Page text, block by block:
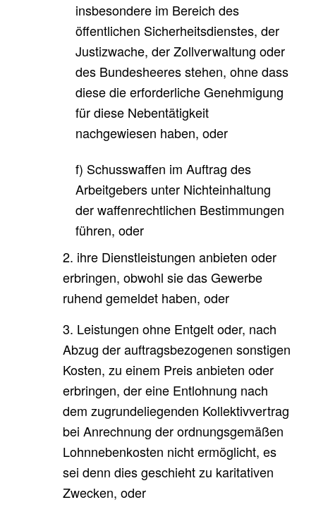
insbesondere im Bereich des
öffentlichen Sicherheitsdienstes, der
Justizwache, der Zollverwaltung oder
des Bundesheeres stehen, ohne dass
diese die erforderliche Genehmigung
für diese Nebentätigkeit
nachgewiesen haben, oder
f) Schusswaffen im Auftrag des
Arbeitgebers unter Nichteinhaltung
der waffenrechtlichen Bestimmungen
führen, oder
2. ihre Dienstleistungen anbieten oder
erbringen, obwohl sie das Gewerbe
ruhend gemeldet haben, oder
3. Leistungen ohne Entgelt oder, nach
Abzug der auftragsbezogenen sonstigen
Kosten, zu einem Preis anbieten oder
erbringen, der eine Entlohnung nach
dem zugrundeliegenden Kollektivvertrag
bei Anrechnung der ordnungsgemäßen
Lohnnebenkosten nicht ermöglicht, es
sei denn dies geschieht zu karitativen
Zwecken, oder